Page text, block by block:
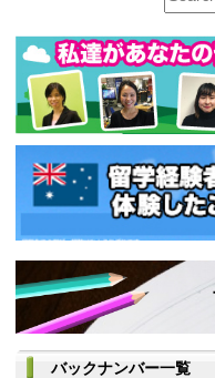
バックナンバー一覧